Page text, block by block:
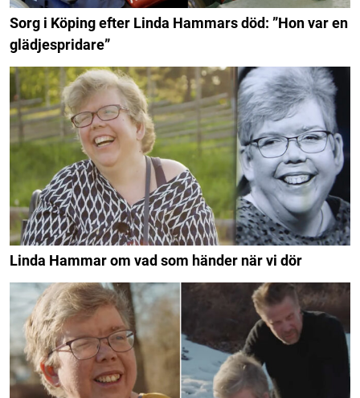
Sorg i Köping efter Linda Hammars död: ”Hon var en
glädjespridare”
Linda Hammar om vad som händer när vi dör